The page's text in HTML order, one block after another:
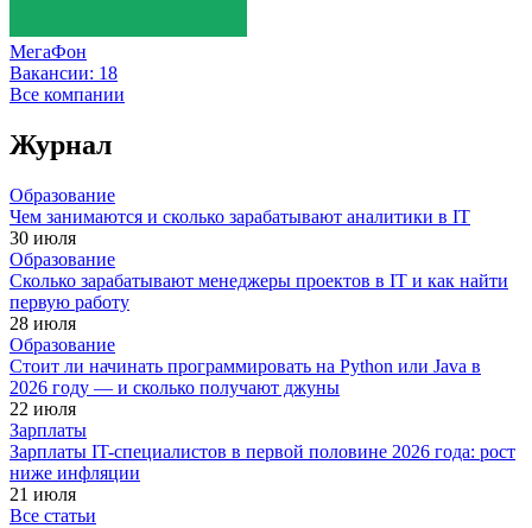
МегаФон
Вакансии: 18
Все компании
Журнал
Образование
Чем занимаются и сколько зарабатывают аналитики в IT
30 июля
Образование
Сколько зарабатывают менеджеры проектов в IT и как найти
первую работу
28 июля
Образование
Стоит ли начинать программировать на Python или Java в
2026 году — и сколько получают джуны
22 июля
Зарплаты
Зарплаты IT-специалистов в первой половине 2026 года: рост
ниже инфляции
21 июля
Все статьи